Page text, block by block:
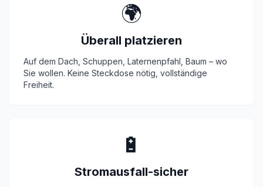
🌍
Überall platzieren
Auf dem Dach, Schuppen, Laternenpfahl, Baum – wo
Sie wollen. Keine Steckdose nötig, vollständige
Freiheit.
🔋
Stromausfall-sicher